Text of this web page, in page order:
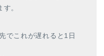
。
でこれが遅れると1日